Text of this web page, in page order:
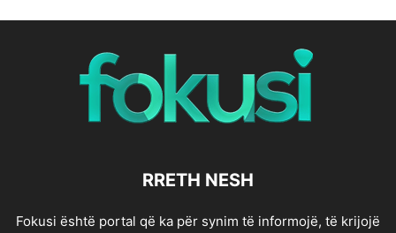
RRETH NESH
Fokusi është portal që ka për synim të informojë, të krijojë